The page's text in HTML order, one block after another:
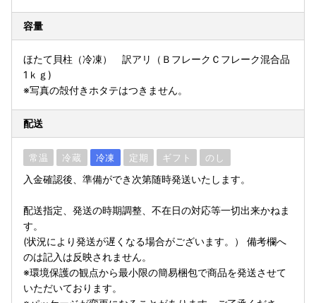
容量
ほたて貝柱（冷凍） 訳アリ（ＢフレークＣフレーク混合品
1ｋｇ)
※写真の殻付きホタテはつきません。
配送
常温 冷蔵 冷凍 定期 ギフト のし
入金確認後、準備ができ次第随時発送いたします。
配送指定、発送の時期調整、不在日の対応等一切出来かねま
す。
(状況により発送が遅くなる場合がございます。） 備考欄へ
のは記入は反映されません。
※環境保護の観点から最小限の簡易梱包で商品を発送させて
いただいております。